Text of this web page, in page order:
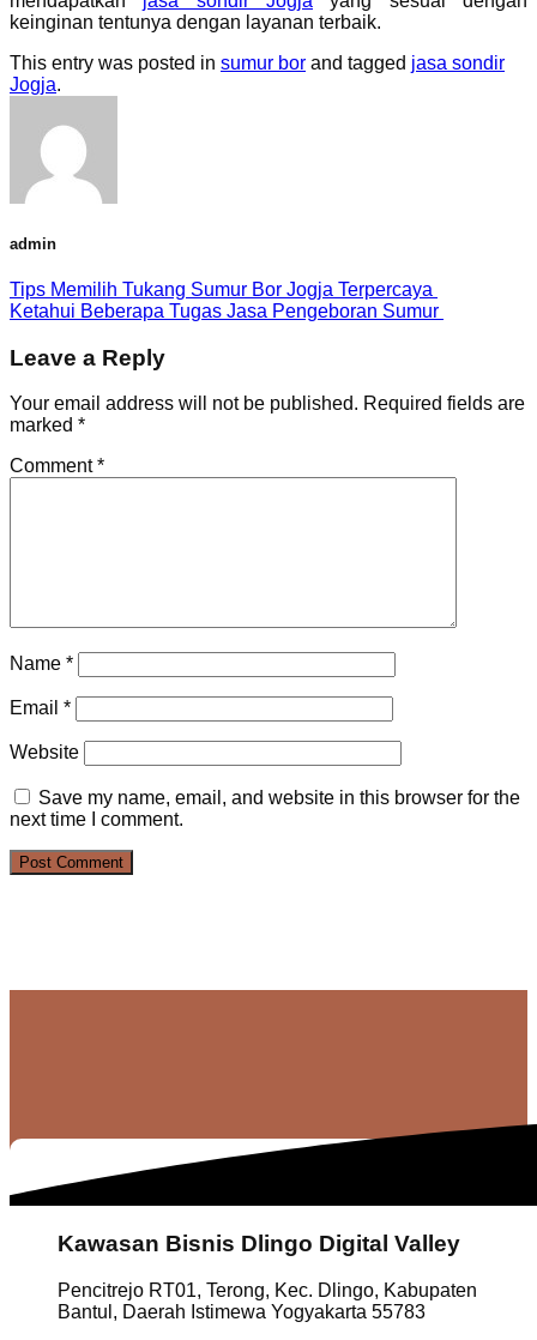
keinginan tentunya dengan layanan terbaik.
This entry was posted in sumur bor and tagged jasa sondir
Jogja.
admin
Tips Memilih Tukang Sumur Bor Jogja Terpercaya
Ketahui Beberapa Tugas Jasa Pengeboran Sumur
Leave a Reply
Your email address will not be published. Required fields are
marked *
Comment*
Name *
Email *
Website
Save my name, email, and website in this browser for the
next time I comment.
Kawasan Bisnis Dlingo Digital Valley
Pencitrejo RT01, Terong, Kec. Dlingo, Kabupaten
Bantul, Daerah Istimewa Yogyakarta 55783